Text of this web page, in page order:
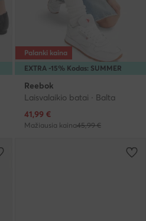
EXTRA -15% Kodas: SUMMER
Palanki kaina
Reebok
Laisvalaikio batai · Balta
Dabartinė kaina
41,99 €
Mažiausia kaina45,99 €